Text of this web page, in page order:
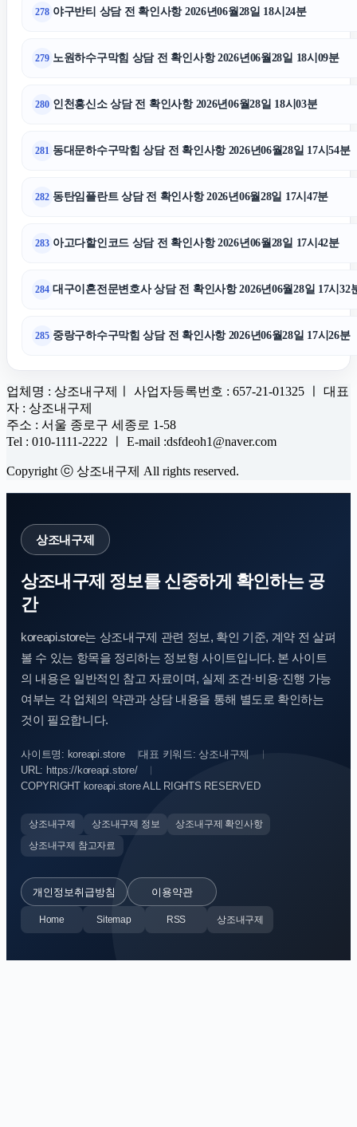
278 야구반티 상담 전 확인사항 2026년06월28일 18시24분
279 노원하수구막힘 상담 전 확인사항 2026년06월28일 18시09분
280 인천흥신소 상담 전 확인사항 2026년06월28일 18시03분
281 동대문하수구막힘 상담 전 확인사항 2026년06월28일 17시54분
282 동탄임플란트 상담 전 확인사항 2026년06월28일 17시47분
283 아고다할인코드 상담 전 확인사항 2026년06월28일 17시42분
284 대구이혼전문변호사 상담 전 확인사항 2026년06월28일 17시32
285 중랑구하수구막힘 상담 전 확인사항 2026년06월28일 17시26분
업체명 : 상조내구제ㅣ 사업자등록번호 : 657-21-01325 ㅣ 대표
자 : 상조내구제
주소 : 서울 종로구 세종로 1-58
Tel : 010-1111-2222 ㅣ E-mail :dsfdeoh1@naver.com
Copyright ⓒ 상조내구제 All rights reserved.
상조내구제
상조내구제 정보를 신중하게 확인하는 공
간
koreapi.store는 상조내구제 관련 정보, 확인 기준, 계약 전 살펴
볼 수 있는 항목을 정리하는 정보형 사이트입니다. 본 사이트
의 내용은 일반적인 참고 자료이며, 실제 조건·비용·진행 가능
여부는 각 업체의 약관과 상담 내용을 통해 별도로 확인하는
것이 필요합니다.
사이트명: koreapi.store
대표 키워드: 상조내구제
URL: https://koreapi.store/
COPYRIGHT koreapi.store ALL RIGHTS RESERVED
상조내구제 상조내구제 정보
상조내구제 확인사항
상조내구제 참고자료
개인정보취급방침 이용약관
Home Sitemap RSS 상조내구제